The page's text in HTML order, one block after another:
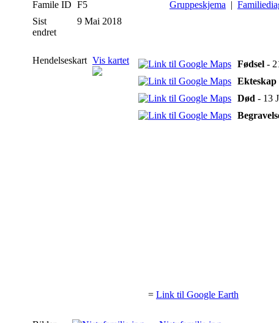
Famile ID F5 Gruppeskjema |
Sist
endret
9 Mai 2018
Hendelseskart Vis kartet Fødsel -
Ekteskap
Død - 13
= Link til Google Earth